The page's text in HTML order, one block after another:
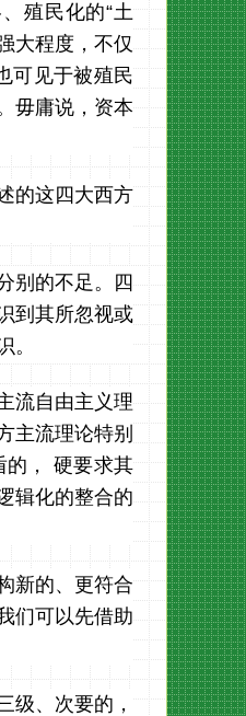
殖民化的“土
大程度，不仅
可见于被殖民
毋庸说，资本
的这四大西方
别的不足。四
到其所忽视或
。
流自由主义理
主流理论特别
的， 硬要求其
辑化的整合的
新的、更符合
们可以先借助
级、次要的，